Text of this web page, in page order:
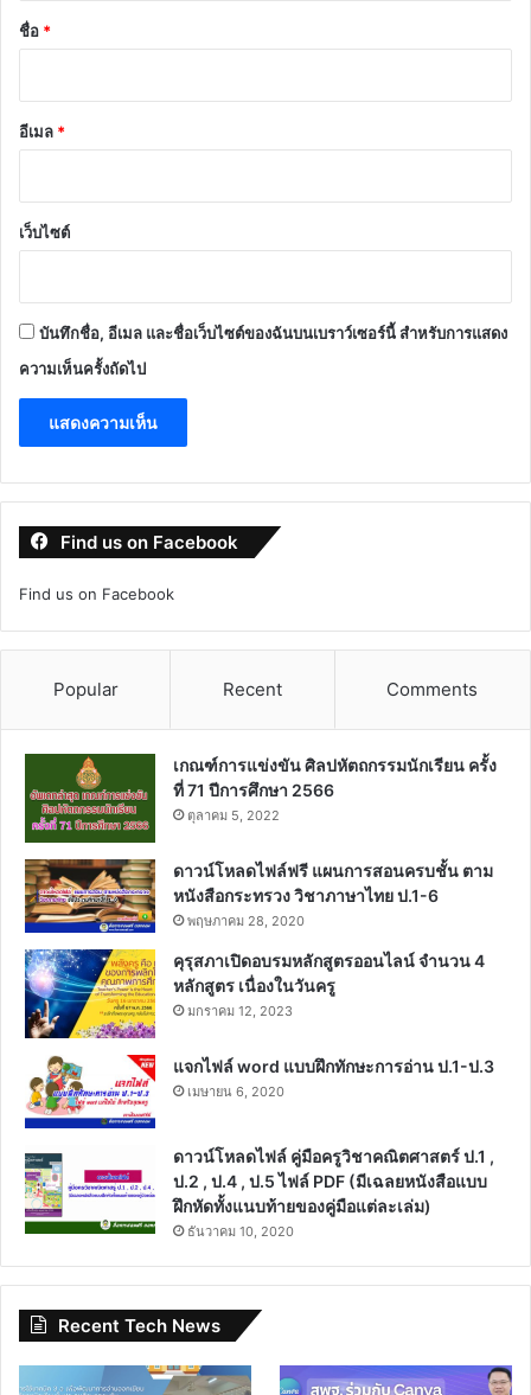
*
ชื่อ *
อีเมล *
เว็บไซต์
บันทึกชื่อ, อีเมล และชื่อเว็บไซต์ของฉันบนเบราว์เซอร์นี้ สำหรับการแสดง
ความเห็นครั้งถัดไป
Find us on Facebook
Find us on Facebook
Popular Recent Comments
เกณฑ์การแข่งขัน ศิลปหัตถกรรมนักเรียน ครั้ง
ที่ 71 ปีการศึกษา 2566
ตุลาคม 5, 2022
ดาวน์โหลดไฟล์ฟรี แผนการสอนครบชั้น ตาม
หนังสือกระทรวง วิชาภาษาไทย ป.1-6
พฤษภาคม 28, 2020
คุรุสภาเปิดอบรมหลักสูตรออนไลน์ จำนวน 4
หลักสูตร เนื่องในวันครู
มกราคม 12, 2023
แจกไฟล์ word แบบฝึกทักษะการอ่าน ป.1-ป.3
เมษายน 6, 2020
ดาวน์โหลดไฟล์ คู่มือครูวิชาคณิตศาสตร์ ป.1 ,
ป.2 , ป.4 , ป.5 ไฟล์ PDF (มีเฉลยหนังสือแบบ
ฝึกหัดทั้งแนบท้ายของคู่มือแต่ละเล่ม)
ธันวาคม 10, 2020
Recent Tech News